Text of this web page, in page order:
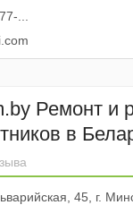
...
Ремонт и
в
45, г.